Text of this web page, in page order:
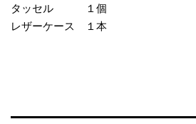
タッセル １個
レザーケース １本